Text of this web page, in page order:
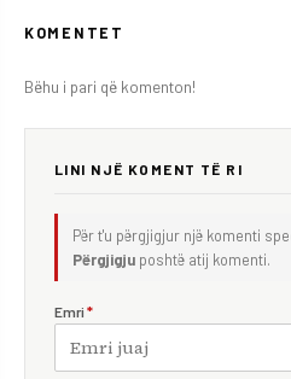
KOMENTET
Bëhu i pari që komenton!
LINI NJË KOMENT TË RI
Për t'u përgjigjur një komenti
Përgjigju poshtë atij komenti.
Emri *